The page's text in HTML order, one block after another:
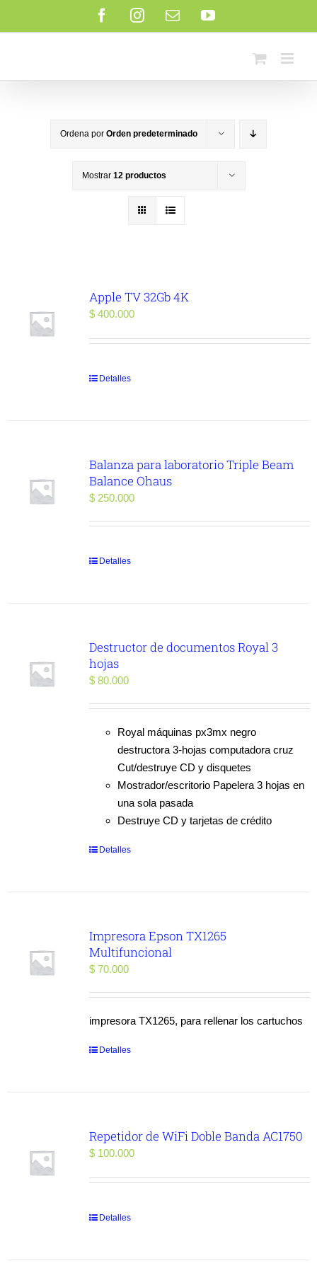
FacebookInstagram
Correo
electrónico
YouTube
Ordena por Orden predeterminado
Mostrar 12 productos
Apple TV 32Gb 4K
$400.000
Detalles
Balanza para laboratorio Triple Beam
Balance Ohaus
$250.000
Detalles
Destructor de documentos Royal 3
hojas
$80.000
Royal máquinas px3mx negro
destructora 3-hojas computadora cruz
Cut/destruye CD y disquetes
Mostrador/escritorio Papelera 3 hojas en
una sola pasada
Destruye CD y tarjetas de crédito
Detalles
Impresora Epson TX1265
Multifuncional
$70.000
impresora TX1265, para rellenar los cartuchos
Detalles
Repetidor de WiFi Doble Banda AC1750
$100.000
Detalles